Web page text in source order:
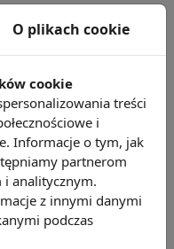
O plikach cookie
cookie
treści
i
Informacje o tym, jak
partnerom
i analitycznym.
z innymi danymi
podczas